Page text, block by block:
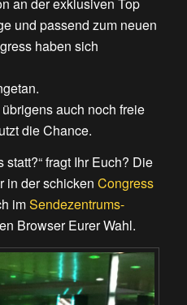
und passend zum neuen
haben sich
auch noch freie
die Chance.
fragt Ihr Euch? Die
in der schicken Congress
imSendezentrums-
Browser Eurer Wahl.